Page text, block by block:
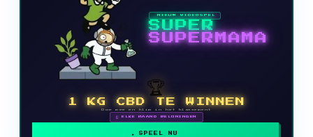
NIEUW VIDEOSPEL
SUPER
SUPERMAMA
🏆
1 KG CBD TE WINNEN
Doe mee en klim in het klassement
🗓 ELKE MAAND BELONINGEN
SPEEL NU